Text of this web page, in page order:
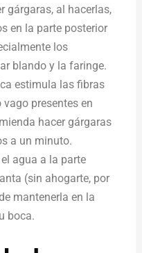
gárgaras, al hacerlas,
en la parte posterior
los
blando y la faringe.
estimula las fibras
presentes en
hacer gárgaras
a un minuto.
agua a la parte
(sin ahogarte, por
mantenerla en la
boca.